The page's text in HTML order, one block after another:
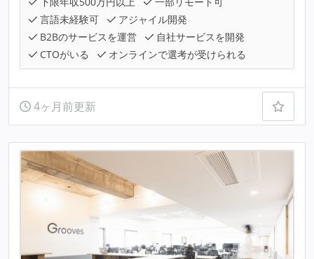
言語未経験可
アジャイル開発
B2Bのサービスを運営
自社サービスを開発
CTOがいる
オンラインで選考が受けられる
4ヶ月前更新